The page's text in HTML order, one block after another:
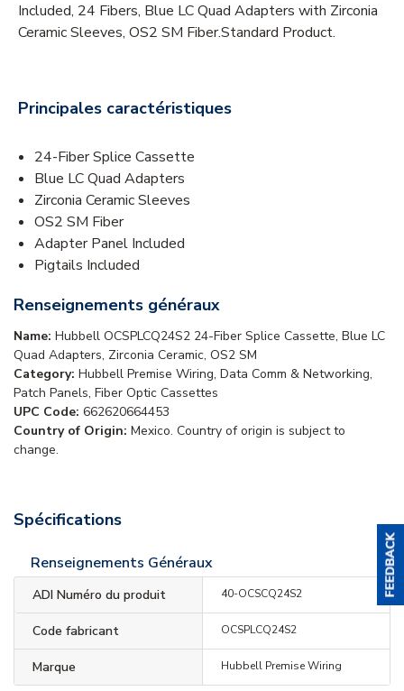
Included, 24 Fibers, Blue LC Quad Adapters with Zirconia
Ceramic Sleeves, OS2 SM Fiber.Standard Product.
Principales caractéristiques
24-Fiber Splice Cassette
Blue LC Quad Adapters
Zirconia Ceramic Sleeves
OS2 SM Fiber
Adapter Panel Included
Pigtails Included
Renseignements généraux
Name: Hubbell OCSPLCQ24S2 24-Fiber Splice Cassette, Blue LC
Quad Adapters, Zirconia Ceramic, OS2 SM
Category: Hubbell Premise Wiring, Data Comm & Networking,
Patch Panels, Fiber Optic Cassettes
UPC Code: 662620664453
Country of Origin: Mexico. Country of origin is subject to
change.
Spécifications
Renseignements Généraux
ADI Numéro du produit 40-OCSCQ24S2
Code fabricant OCSPLCQ24S2
Marque Hubbell Premise Wiring